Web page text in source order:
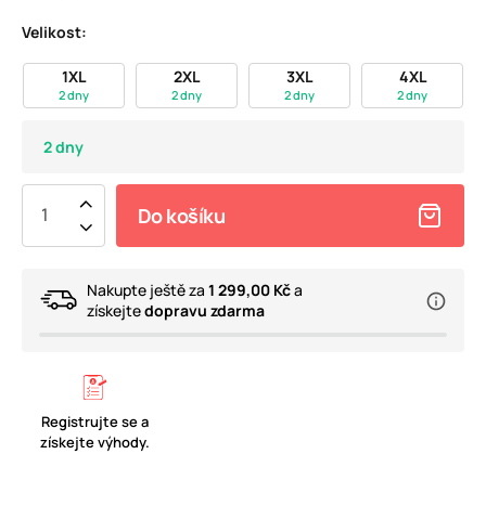
Velikost:
1XL
2 dny
2XL
2 dny
3XL
2 dny
4XL
2 dny
2 dny
Do košíku
Nakupte ještě za 1 299,00 Kča
získejtedopravu zdarma
Registrujte se a
získejte výhody.